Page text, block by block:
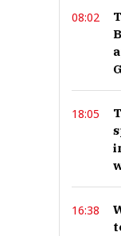
08:02
18:05
16:38